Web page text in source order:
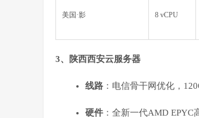
美国·影 8 vCPU
3、陕西西安云服务器
线路 ：电信骨干网优化，
硬件 ：全新一代AMD EPYC